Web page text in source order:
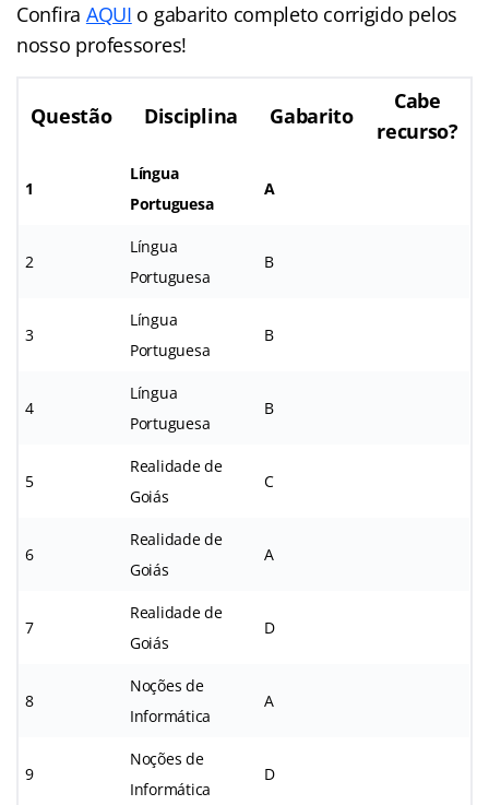
Confira AQUI o gabarito completo corrigido pelos
nosso professores!
Questão Disciplina Gabarito
Cabe
recurso?
1
Língua
Portuguesa
A
2
Língua
Portuguesa
B
3
Língua
Portuguesa
B
4
Língua
Portuguesa
B
5
Realidade de
Goiás
C
6
Realidade de
Goiás
A
7
Realidade de
Goiás
D
8
Noções de
Informática
A
9
Noções de
Informática
D